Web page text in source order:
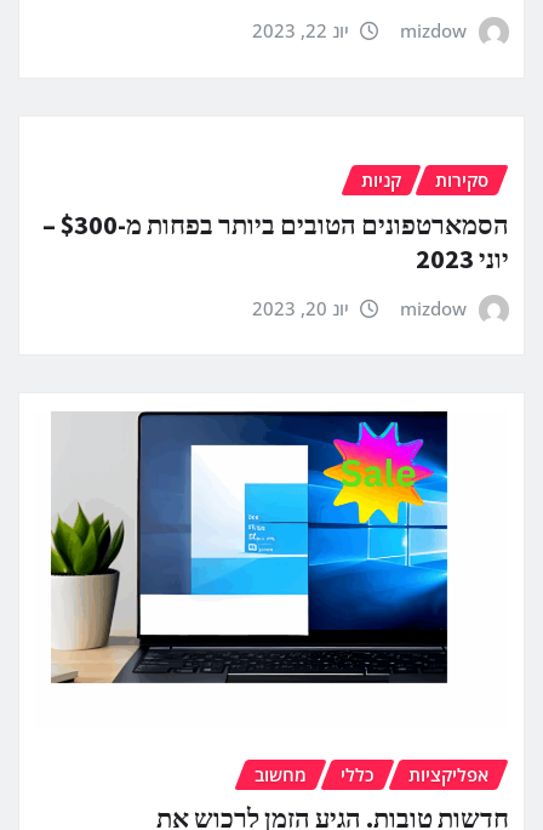
mizdow יונ 22, 2023
סקירות קניות
הסמארטפונים הטובים ביותר בפחות מ-$300 –
יוני 2023
mizdow יונ 20, 2023
אפליקציות כללי מחשוב
חדשות טובות. הגיע הזמן לרכוש את